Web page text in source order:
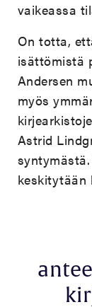
vaikeassa
On totta,
isättömistä
Andersen
myös
Astrid
keskitytään